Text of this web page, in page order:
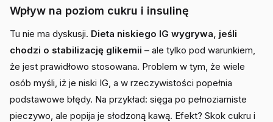
Wpływ na poziom cukru i insulinę
Tu nie ma dyskusji. Dieta niskiego IG wygrywa, jeśli
chodzi o stabilizację glikemii – ale tylko pod warunkiem,
że jest prawidłowo stosowana. Problem w tym, że wiele
osób myśli, iż je niski IG, a w rzeczywistości popełnia
podstawowe błędy. Na przykład: sięga po pełnoziarniste
pieczywo, ale popija je słodzoną kawą. Efekt? Skok cukru i